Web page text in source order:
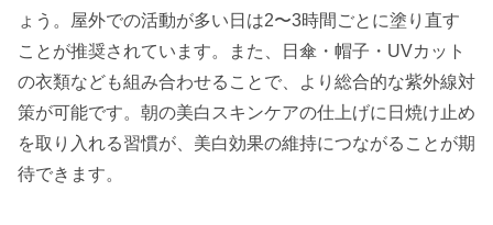
ょう。屋外での活動が多い日は2〜3時間ごとに塗り直す
ことが推奨されています。また、日傘・帽子・UVカット
の衣類なども組み合わせることで、より総合的な紫外線対
策が可能です。朝の美白スキンケアの仕上げに日焼け止め
を取り入れる習慣が、美白効果の維持につながることが期
待できます。